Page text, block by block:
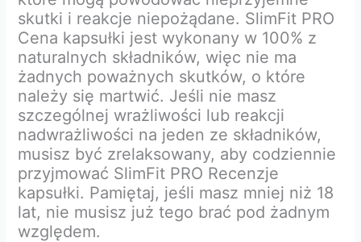
skutki i reakcje niepożądane. SlimFit PRO
Cena kapsułki jest wykonany w 100% z
naturalnych składników, więc nie ma
żadnych poważnych skutków, o które
należy się martwić. Jeśli nie masz
szczególnej wrażliwości lub reakcji
nadwrażliwości na jeden ze składników,
musisz być zrelaksowany, aby codziennie
przyjmować SlimFit PRO Recenzje
kapsułki. Pamiętaj, jeśli masz mniej niż 18
lat, nie musisz już tego brać pod żadnym
względem.